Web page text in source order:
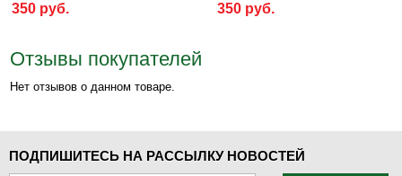
350 руб.
350 руб.
Отзывы покупателей
Нет отзывов о данном товаре.
ПОДПИШИТЕСЬ НА РАССЫЛКУ НОВОСТЕЙ